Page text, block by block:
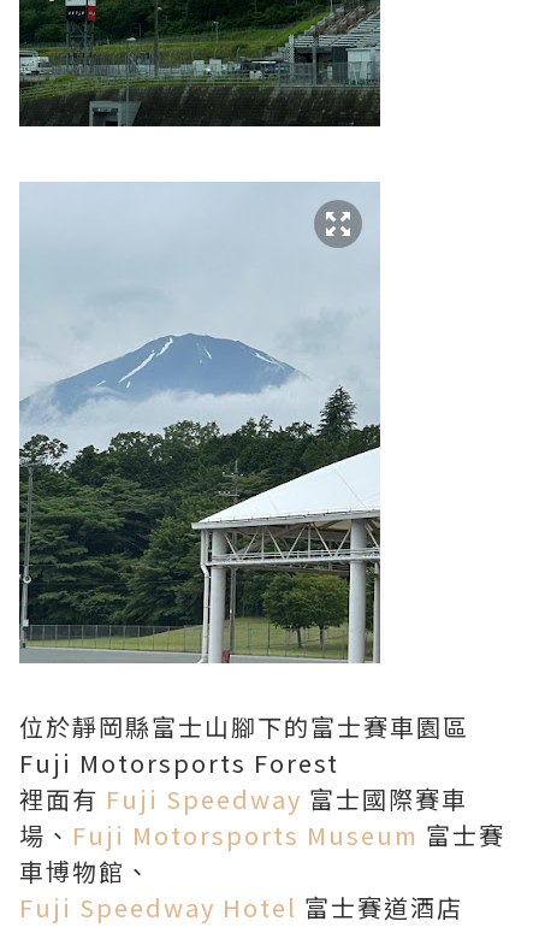
位於靜岡縣富士山腳下的富士賽車園區
Fuji Motorsports Forest
裡面有 Fuji Speedway 富士國際賽車
場、 Fuji Motorsports Museum 富士賽
車博物館、
Fuji Speedway Hotel 富士賽道酒店